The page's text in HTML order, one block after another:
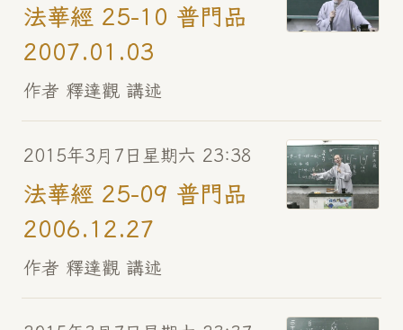
法華經 25-10 普門品
2007.01.03
作者 釋達觀 講述
2015年3月7日星期六 23:38
法華經 25-09 普門品
2006.12.27
作者 釋達觀 講述